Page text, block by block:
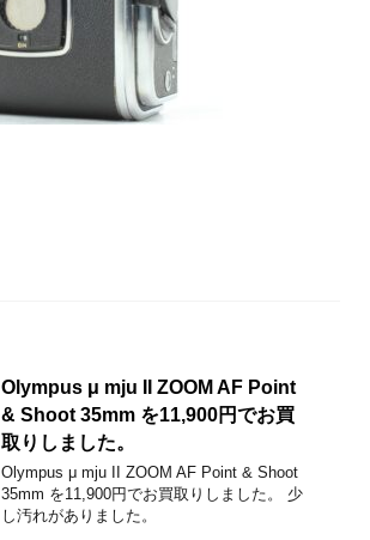
Olympus μ mju II ZOOM AF Point
& Shoot 35mm を11,900円でお買
取りしました。
Olympus μ mju II ZOOM AF Point & Shoot
35mm を11,900円でお買取りしました。 少
し汚れがありました。